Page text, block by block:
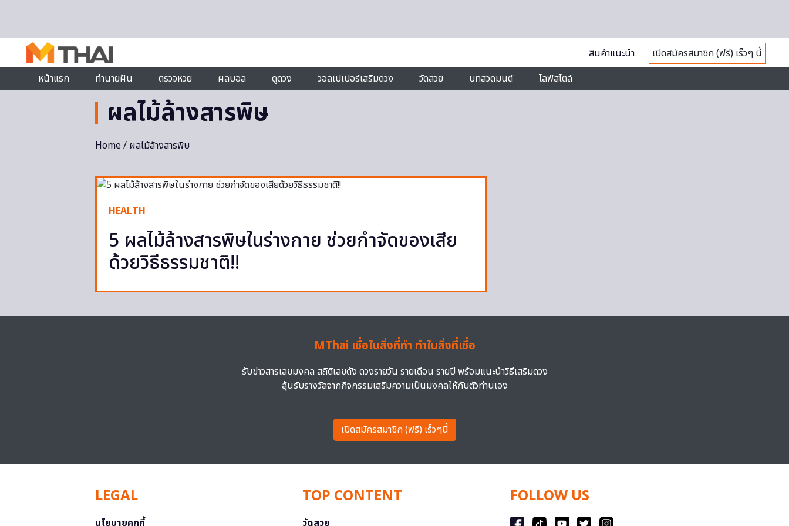
สินค้าแนะนำ
เปิดสมัครสมาชิก (ฟรี) เร็วๆ นี้
หน้าแรก
ทำนายฝัน ตรวจหวย ผลบอล ดูดวง วอลเปเปอร์เสริมดวง วัดสวย บทสวดมนต์ ไลฟ์สไตล์
ผลไม้ล้างสารพิษ
Home/ ผลไม้ล้างสารพิษ
HEALTH
5 ผลไม้ล้างสารพิษในร่างกาย ช่วยกำจัดของเสีย
ด้วยวิธีธรรมชาติ!!
MThai เชื่อในสิ่งที่ทำ ทำในสิ่งที่เชื่อ
รับข่าวสารเลขมงคล สถิติเลขดัง ดวงรายวัน รายเดือน รายปี พร้อมแนะนำวิธีเสริมดวง
ลุ้นรับรางวัลจากกิจกรรมเสริมความเป็นมงคลให้กับตัวท่านเอง
เปิดสมัครสมาชิก (ฟรี) เร็วๆนี้
LEGAL
นโยบายคุกกี้
TOP CONTENT
วัดสวย
FOLLOW US